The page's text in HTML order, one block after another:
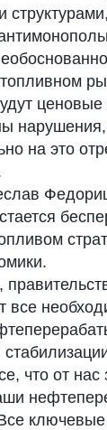
на это
все
что от нас